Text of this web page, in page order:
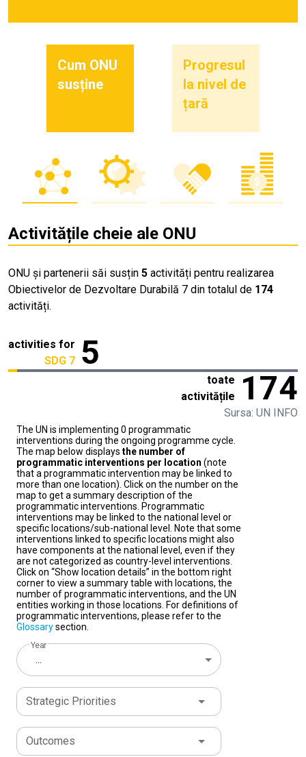
Cum ONU
susține
Progresul
la nivel de
țară
Activitățile cheie ale ONU
ONU și partenerii săi susțin 5 activități pentru realizarea
Obiectivelor de Dezvoltare Durabilă 7 din totalul de 174
activități.
activities for
SDG 7 5
toate
activitățile
174
Sursa: UN INFO
The UN is implementing 0 programmatic
interventions during the ongoing programme cycle.
The map below displays the number of
programmatic interventions per location (note
that a programmatic intervention may be linked to
more than one location). Click on the number on the
map to get a summary description of the
programmatic interventions. Programmatic
interventions may be linked to the national level or
specific locations/sub-national level. Note that some
interventions linked to specific locations might also
have components at the national level, even if they
are not categorized as country-level interventions.
Click on “Show location details” in the bottom right
corner to view a summary table with locations, the
number of programmatic interventions, and the UN
entities working in those locations. For definitions of
programmatic interventions, please refer to the
Glossarysection.
Year
...
Strategic Priorities
Outcomes